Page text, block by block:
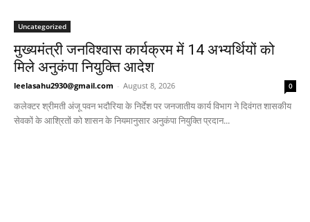
Uncategorized
मुख्यमंत्री जनविश्वास कार्यक्रम में 14 अभ्यर्थियों को
मिले अनुकंपा नियुक्ति आदेश
leelasahu2930@gmail.com - August 8, 2026 0
कलेक्टर श्रीमती अंजू पवन भदौरिया के निर्देश पर जनजातीय कार्य विभाग ने दिवंगत शासकीय
सेवकों के आश्रितों को शासन के नियमानुसार अनुकंपा नियुक्ति प्रदान...